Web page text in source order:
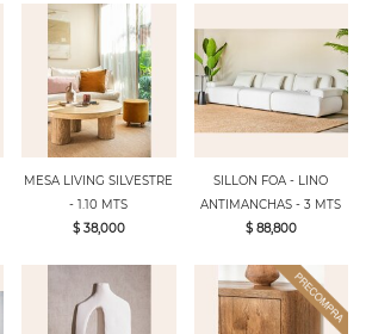
MESA LIVING SILVESTRE
- 1.10 MTS
$ 38,000
SILLON FOA - LINO
ANTIMANCHAS - 3 MTS
$ 88,800